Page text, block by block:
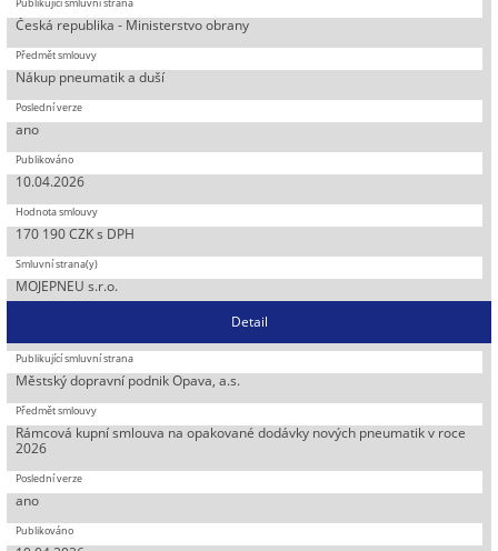
Česká republika - Ministerstvo obrany
Nákup pneumatik a duší
ano
10.04.2026
170 190 CZK s DPH
MOJEPNEU s.r.o.
Detail
Městský dopravní podnik Opava, a.s.
Rámcová kupní smlouva na opakované dodávky nových pneumatik v roce
2026
ano